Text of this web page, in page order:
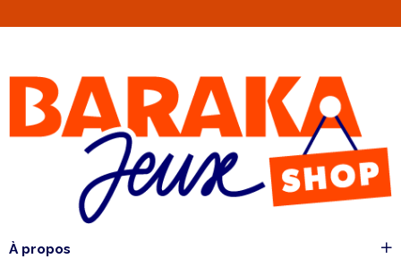
À propos